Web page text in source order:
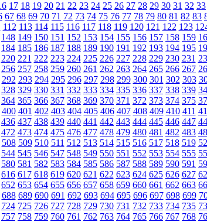
17 18 19 20 21 22 23 24 25 26 27 28 29 30 31 32 33
67 68 69 70 71 72 73 74 75 76 77 78 79 80 81 82 83
112 113 114 115 116 117 118 119 120 121 122 123
148 149 150 151 152 153 154 155 156 157 158 159
184 185 186 187 188 189 190 191 192 193 194 195
220 221 222 223 224 225 226 227 228 229 230 231
256 257 258 259 260 261 262 263 264 265 266 267
292 293 294 295 296 297 298 299 300 301 302 303
328 329 330 331 332 333 334 335 336 337 338 339
364 365 366 367 368 369 370 371 372 373 374 375
400 401 402 403 404 405 406 407 408 409 410 411
436 437 438 439 440 441 442 443 444 445 446 447
472 473 474 475 476 477 478 479 480 481 482 483
508 509 510 511 512 513 514 515 516 517 518 519
544 545 546 547 548 549 550 551 552 553 554 555
580 581 582 583 584 585 586 587 588 589 590 591
616 617 618 619 620 621 622 623 624 625 626 627
652 653 654 655 656 657 658 659 660 661 662 663
688 689 690 691 692 693 694 695 696 697 698 699
724 725 726 727 728 729 730 731 732 733 734 735
757 758 759 760 761 762 763 764 765 766 767 768